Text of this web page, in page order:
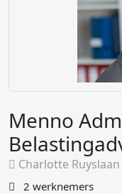
Menno
Charlotte
2 werknemers